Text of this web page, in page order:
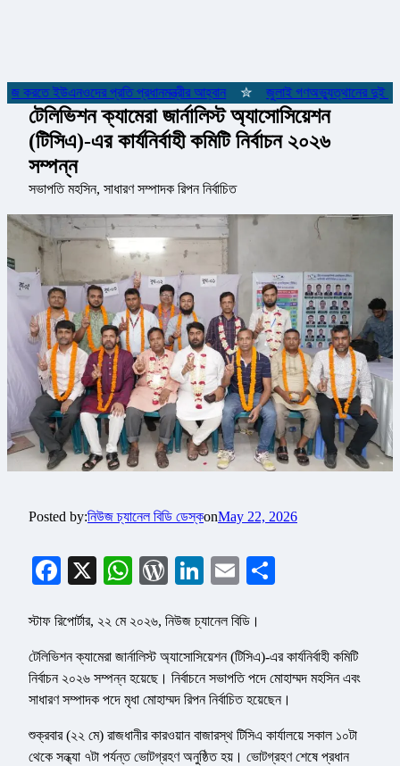
করতে ইউএনওদের প্রতি প্রধানমন্ত্রীর আহ্বান জুলাই গণঅভ্যুত্থানের দুই
টেলিভিশন ক্যামেরা জার্নালিস্ট অ্যাসোসিয়েশন
(টিসিএ)-এর কার্যনির্বাহী কমিটি নির্বাচন ২০২৬
সম্পন্ন
সভাপতি মহসিন, সাধারণ সম্পাদক রিপন নির্বাচিত
Posted by:নিউজ চ্যানেল বিডি ডেস্কonMay 22, 2026
Facebook
X WhatsApp
WordPress
LinkedIn
Email
স্টাফ রিপোর্টার, ২২ মে ২০২৬, নিউজ চ্যানেল বিডি।
টেলিভিশন ক্যামেরা জার্নালিস্ট অ্যাসোসিয়েশন (টিসিএ)-এর কার্যনির্বাহী কমিটি
নির্বাচন ২০২৬ সম্পন্ন হয়েছে। নির্বাচনে সভাপতি পদে মোহাম্মদ মহসিন এবং
সাধারণ সম্পাদক পদে মৃধা মোহাম্মদ রিপন নির্বাচিত হয়েছেন।
শুক্রবার (২২ মে) রাজধানীর কারওয়ান বাজারস্থ টিসিএ কার্যালয়ে সকাল ১০টা
থেকে সন্ধ্যা ৭টা পর্যন্ত ভোটগ্রহণ অনুষ্ঠিত হয়। ভোটগ্রহণ শেষে প্রধান